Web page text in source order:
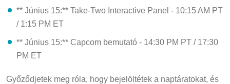
** Június 15:** Take-Two Interactive Panel - 10:15 AM PT
/ 1:15 PM ET
** Június 15:** Capcom bemutató - 14:30 PM PT / 17:30
PM ET
Győződjetek meg róla, hogy bejelöltétek a naptáratokat, és